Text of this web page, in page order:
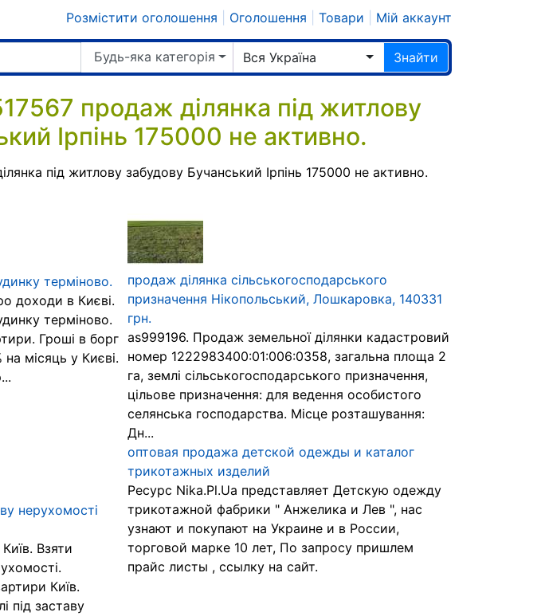
Розмістити оголошення Оголошення Товари Мій аккаунт
Будь-яка категорія Вся Україна Знайти
продаж ділянка під житлову
Ірпінь 175000 не активно.
під житлову забудову Бучанський Ірпінь 175000 не активно.
терміново.
доходи в Києві.
терміново.
Гроші в борг
на місяць у Києві.
продаж ділянка сільськогосподарського
призначення Нікопольський, Лошкаровка, 140331
грн.
as999196. Продаж земельної ділянки кадастровий
номер 1222983400:01:006:0358, загальна площа 2
га, землі сільськогосподарського призначення,
цільове призначення: для ведення особистого
селянська господарства. Місце розташування:
Дн...
нерухомості
Взяти
Київ.
під заставу
оптовая продажа детской одежды и каталог
трикотажных изделий
Ресурс Nika.Pl.Ua представляет Детскую одежду
трикотажной фабрики " Анжелика и Лев ", нас
узнают и покупают на Украине и в России,
торговой марке 10 лет, По запросу пришлем
прайс листы , ссылку на сайт.